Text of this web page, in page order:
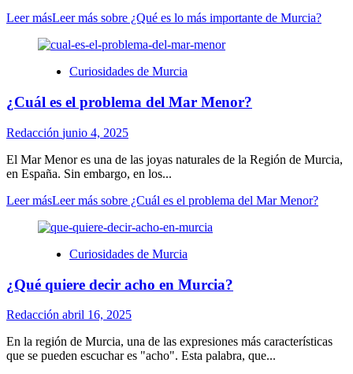
Leer másLeer más sobre ¿Qué es lo más importante de Murcia?
Curiosidades de Murcia
¿Cuál es el problema del Mar Menor?
Redacción junio 4, 2025
El Mar Menor es una de las joyas naturales de la Región de Murcia,
en España. Sin embargo, en los...
Leer másLeer más sobre ¿Cuál es el problema del Mar Menor?
Curiosidades de Murcia
¿Qué quiere decir acho en Murcia?
Redacción abril 16, 2025
En la región de Murcia, una de las expresiones más características
que se pueden escuchar es "acho". Esta palabra, que...